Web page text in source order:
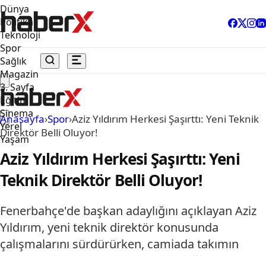
Dünya
Politika
Teknoloji
Spor
Sağlık
Magazin
3. Sayfa
Eğitim
Sinema
Yerel
Yaşam
Anasayfa›Spor›Aziz Yıldırım Herkesi Şaşırttı: Yeni Teknik
Direktör Belli Oluyor!
Aziz Yıldırım Herkesi Şaşırttı: Yeni
Teknik Direktör Belli Oluyor!
Fenerbahçe'de başkan adaylığını açıklayan Aziz
Yıldırım, yeni teknik direktör konusunda
çalışmalarını sürdürürken, camiada takımın